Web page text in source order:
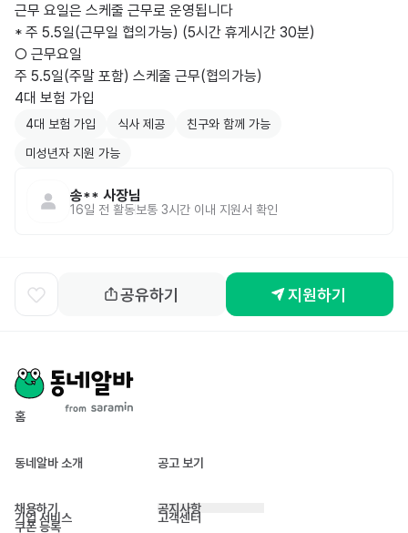
근무 요일은 스케줄 근무로 운영됩니다
* 주 5.5일(근무일 협의가능) (5시간 휴게시간 30분)
○ 근무요일
주 5.5일(주말 포함) 스케줄 근무(협의가능)
4대 보험 가입
4대 보험 가입 식사 제공 친구와 함께 가능
미성년자 지원 가능
송** 사장님
16일 전 활동보통 3시간 이내 지원서 확인
공유하기 지원하기
홈
동네알바 소개 공고 보기
채용하기
기업 서비스
쿠폰 등록
공지사항
고객센터